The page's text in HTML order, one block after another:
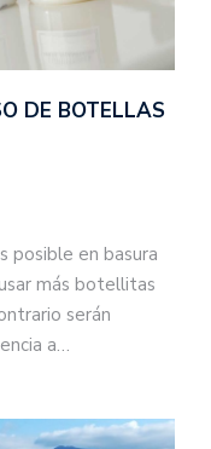
DE BOTELLAS
posible en basura
más botellitas
serán
a…